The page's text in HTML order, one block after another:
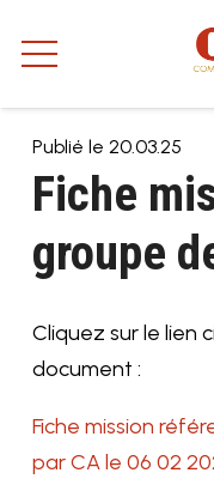
Publié le 20.03.25
Fiche
groupe
Cliquez sur le lien
document :
Fiche mission
par CA le 06 02